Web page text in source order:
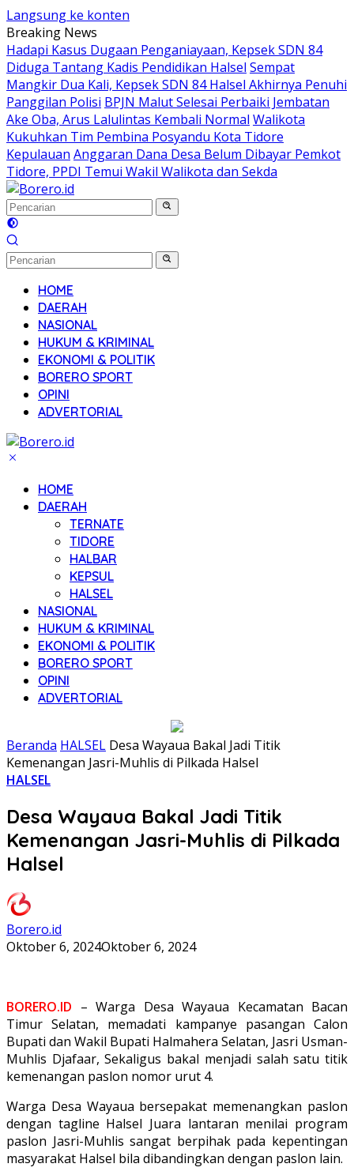
Langsung ke konten
Breaking News
Hadapi Kasus Dugaan Penganiayaan, Kepsek SDN 84
Diduga Tantang Kadis Pendidikan Halsel Sempat
Mangkir Dua Kali, Kepsek SDN 84 Halsel Akhirnya Penuhi
Panggilan Polisi BPJN Malut Selesai Perbaiki Jembatan
Ake Oba, Arus Lalulintas Kembali Normal Walikota
Kukuhkan Tim Pembina Posyandu Kota Tidore
Kepulauan Anggaran Dana Desa Belum Dibayar Pemkot
Tidore, PPDI Temui Wakil Walikota dan Sekda
HOME
DAERAH
NASIONAL
HUKUM & KRIMINAL
EKONOMI & POLITIK
BORERO SPORT
OPINI
ADVERTORIAL
HOME
DAERAH
TERNATE
TIDORE
HALBAR
KEPSUL
HALSEL
NASIONAL
HUKUM & KRIMINAL
EKONOMI & POLITIK
BORERO SPORT
OPINI
ADVERTORIAL
Beranda HALSEL Desa Wayaua Bakal Jadi Titik
Kemenangan Jasri-Muhlis di Pilkada Halsel
HALSEL
Desa Wayaua Bakal Jadi Titik
Kemenangan Jasri-Muhlis di Pilkada
Halsel
Borero.id
Oktober 6, 2024Oktober 6, 2024
BORERO.ID – Warga Desa Wayaua Kecamatan Bacan
Timur Selatan, memadati kampanye pasangan Calon
Bupati dan Wakil Bupati Halmahera Selatan, Jasri Usman-
Muhlis Djafaar, Sekaligus bakal menjadi salah satu titik
kemenangan paslon nomor urut 4.
Warga Desa Wayaua bersepakat memenangkan paslon
dengan tagline Halsel Juara lantaran menilai program
paslon Jasri-Muhlis sangat berpihak pada kepentingan
masyarakat Halsel bila dibandingkan dengan paslon lain.